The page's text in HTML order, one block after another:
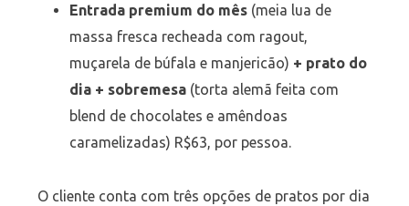
Entrada premium do mês (meia lua de
massa fresca recheada com ragout,
muçarela de búfala e manjericão) + prato do
dia + sobremesa(torta alemã feita com
blend de chocolates e amêndoas
caramelizadas) R$63, por pessoa.
O cliente conta com três opções de pratos por dia